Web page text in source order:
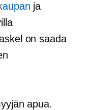
ja
on saada
apua.